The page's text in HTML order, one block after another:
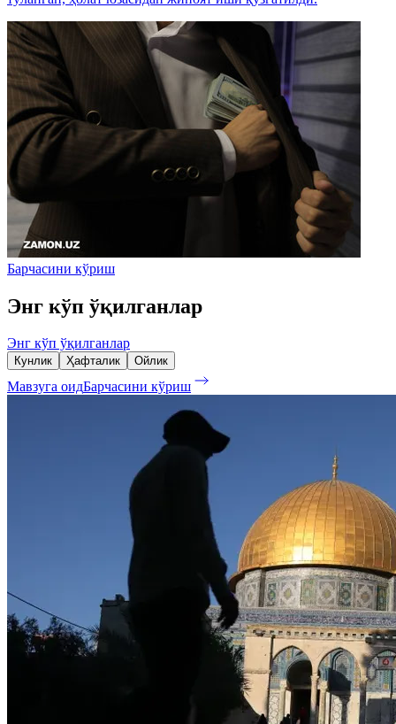
Барчасини кўриш
Энг кўп ўқилганлар
Энг кўп ўқилганлар
Кунлик Ҳафталик Ойлик
Мавзуга оидБарчасини кўриш